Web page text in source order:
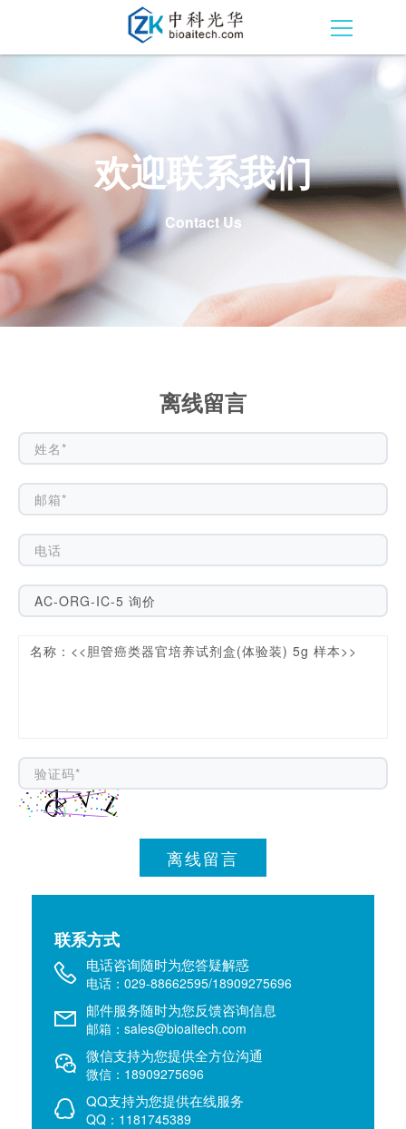
欢迎联系我们
Contact Us
离线留言
离线留言
联系方式
电话咨询随时为您答疑解惑
电话：029-88662595/18909275696
邮件服务随时为您反馈咨询信息
邮箱：sales@bioaitech.com
微信支持为您提供全方位沟通
微信：18909275696
QQ支持为您提供在线服务
QQ：1181745389